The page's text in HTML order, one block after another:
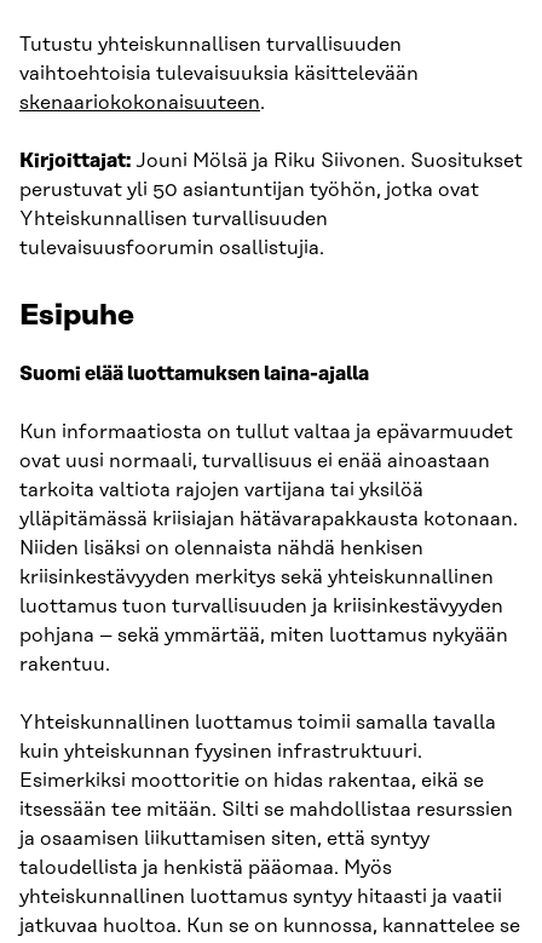
Tutustu yhteiskunnallisen turvallisuuden
vaihtoehtoisia tulevaisuuksia käsittelevään
skenaariokokonaisuuteen.
Kirjoittajat: Jouni Mölsä ja Riku Siivonen. Suositukset
perustuvat yli 50 asiantuntijan työhön, jotka ovat
Yhteiskunnallisen turvallisuuden
tulevaisuusfoorumin osallistujia.
Esipuhe
Suomi elää luottamuksen laina-ajalla
Kun informaatiosta on tullut valtaa ja epävarmuudet
ovat uusi normaali, turvallisuus ei enää ainoastaan
tarkoita valtiota rajojen vartijana tai yksilöä
ylläpitämässä kriisiajan hätävarapakkausta kotonaan.
Niiden lisäksi on olennaista nähdä henkisen
kriisinkestävyyden merkitys sekä yhteiskunnallinen
luottamus tuon turvallisuuden ja kriisinkestävyyden
pohjana – sekä ymmärtää, miten luottamus nykyään
rakentuu.
Yhteiskunnallinen luottamus toimii samalla tavalla
kuin yhteiskunnan fyysinen infrastruktuuri.
Esimerkiksi moottoritie on hidas rakentaa, eikä se
itsessään tee mitään. Silti se mahdollistaa resurssien
ja osaamisen liikuttamisen siten, että syntyy
taloudellista ja henkistä pääomaa. Myös
yhteiskunnallinen luottamus syntyy hitaasti ja vaatii
jatkuvaa huoltoa. Kun se on kunnossa, kannattelee se